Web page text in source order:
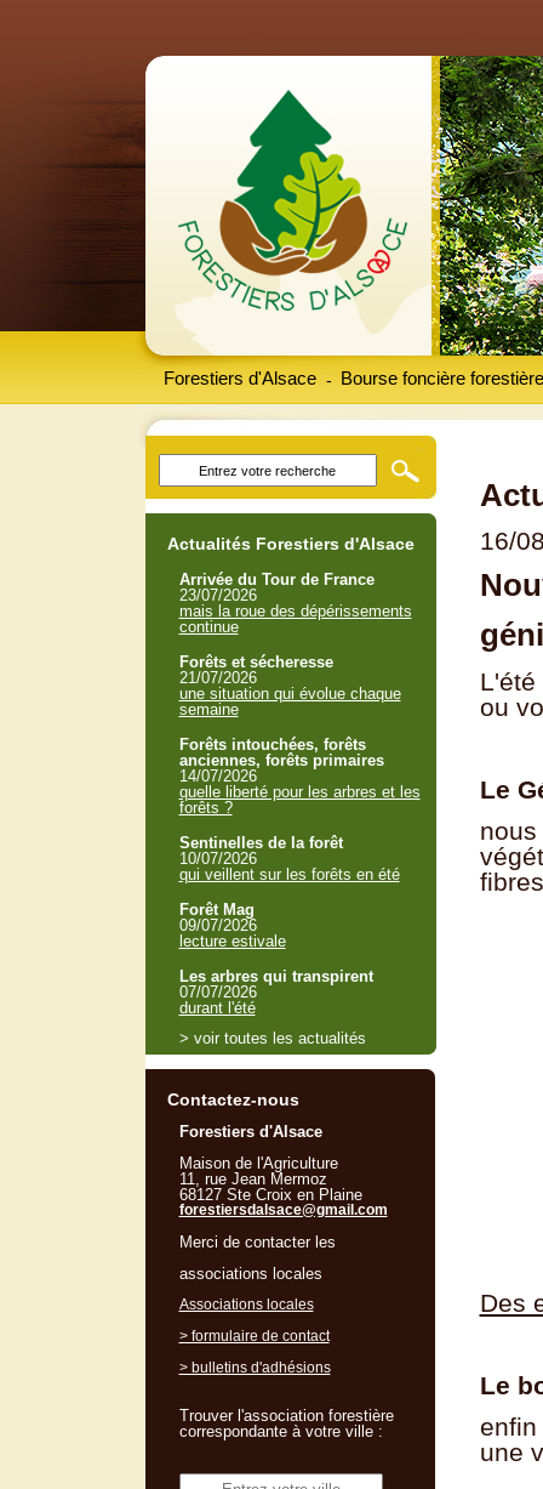
Forestiers d'Alsace Bourse foncière forestière
-
16/
L'été
ou
Le
Des
Le
enfin
une
Actualités Forestiers d'Alsace
Arrivée du Tour de France
23/07/2026
mais la roue des dépérissements
continue
Forêts et sécheresse
21/07/2026
une situation qui évolue chaque
semaine
Forêts intouchées, forêts
anciennes, forêts primaires
14/07/2026
quelle liberté pour les arbres et les
forêts ?
Sentinelles de la forêt
10/07/2026
qui veillent sur les forêts en été
Forêt Mag
09/07/2026
lecture estivale
Les arbres qui transpirent
07/07/2026
durant l'été
> voir toutes les actualités
Contactez-nous
Forestiers d'Alsace
Maison de l'Agriculture
11, rue Jean Mermoz
68127 Ste Croix en Plaine
forestiersdalsace@gmail.com
Merci de contacter les
associations locales
Associations locales
> formulaire de contact
> bulletins d'adhésions
Trouver l'association forestière
correspondante à votre ville :